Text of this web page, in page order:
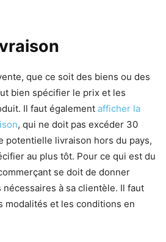
que ce soit des biens ou des
bien spécifier le prix et les
Il faut également afficher la
, qui ne doit pas excéder 30
potentielle livraison hors du pays,
au plus tôt. Pour ce qui est du
se doit de donner
à sa clientèle. Il faut
modalités et les conditions en